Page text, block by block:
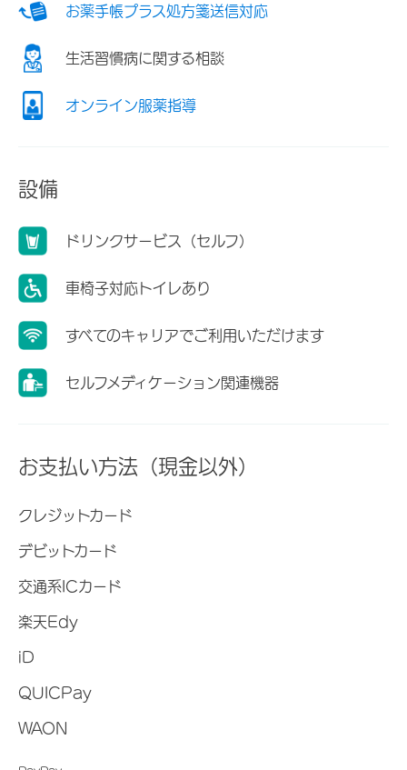
お薬手帳プラス処方箋送信対応
生活習慣病に関する相談
オンライン服薬指導
設備
ドリンクサービス（セルフ）
車椅子対応トイレあり
すべてのキャリアでご利用いただけます
セルフメディケーション関連機器
お支払い方法（現金以外）
クレジットカード
デビットカード
交通系ICカード
楽天Edy
iD
QUICPay
WAON